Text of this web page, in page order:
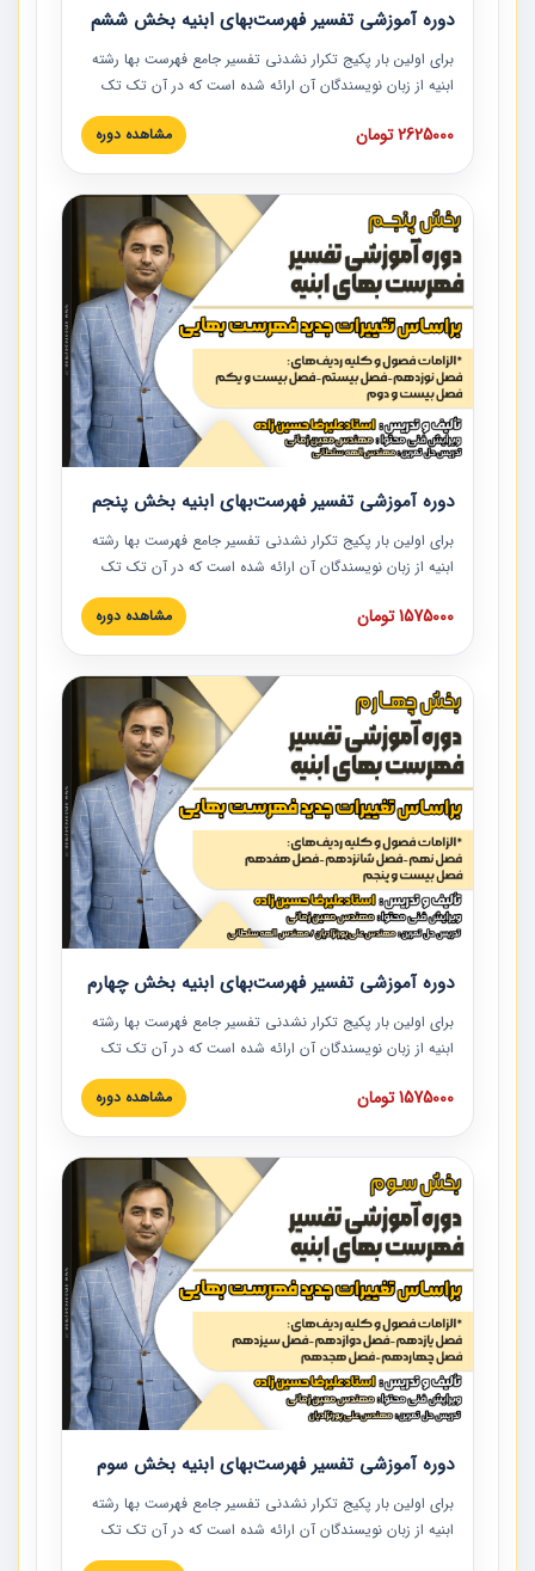
دوره آموزشی تفسیر فهرست‌بهای ابنیه بخش ششم
برای اولین بار پکیج تکرار نشدنی تفسیر جامع فهرست بها رشته
ابنیه از زبان نویسندگان آن ارائه شده است که در آن تک تک
ردیف ها و مطالب فهرست بها تفسیر و ارائه شده است. این
دوره به صورت کامل تصویری بوده و به همراه تصاویر عملیات
دوره با کلام مهندس علیرضاحسین‌زاده مدیر پروژه مهندسی
مشاور در امر بازنگری فهرست بها رشته ابنیه ارائه شده و به تمام
همکارانی که در حوزه صنعت ساخت در حال فعالیت هستند حتما
توصیه می کنیم از مطالب این دوره استفاده نمایند.
2625000 تومان مشاهده دوره
دوره آموزشی تفسیر فهرست‌بهای ابنیه بخش پنجم
برای اولین بار پکیج تکرار نشدنی تفسیر جامع فهرست بها رشته
ابنیه از زبان نویسندگان آن ارائه شده است که در آن تک تک
ردیف ها و مطالب فهرست بها تفسیر و ارائه شده است. این
دوره به صورت کامل تصویری بوده و به همراه تصاویر عملیات
دوره با کلام مهندس علیرضاحسین‌زاده مدیر پروژه مهندسی
مشاور در امر بازنگری فهرست بها رشته ابنیه ارائه شده و به تمام
همکارانی که در حوزه صنعت ساخت در حال فعالیت هستند حتما
توصیه می کنیم از مطالب این دوره استفاده نمایند.
1575000 تومان مشاهده دوره
دوره آموزشی تفسیر فهرست‌بهای ابنیه بخش چهارم
برای اولین بار پکیج تکرار نشدنی تفسیر جامع فهرست بها رشته
ابنیه از زبان نویسندگان آن ارائه شده است که در آن تک تک
ردیف ها و مطالب فهرست بها تفسیر و ارائه شده است. این
دوره به صورت کامل تصویری بوده و به همراه تصاویر عملیات
دوره با کلام مهندس علیرضاحسین‌زاده مدیر پروژه مهندسی
مشاور در امر بازنگری فهرست بها رشته ابنیه ارائه شده و به تمام
همکارانی که در حوزه صنعت ساخت در حال فعالیت هستند حتما
توصیه می کنیم از مطالب این دوره استفاده نمایند.
1575000 تومان مشاهده دوره
دوره آموزشی تفسیر فهرست‌بهای ابنیه بخش سوم
برای اولین بار پکیج تکرار نشدنی تفسیر جامع فهرست بها رشته
ابنیه از زبان نویسندگان آن ارائه شده است که در آن تک تک
ردیف ها و مطالب فهرست بها تفسیر و ارائه شده است. این